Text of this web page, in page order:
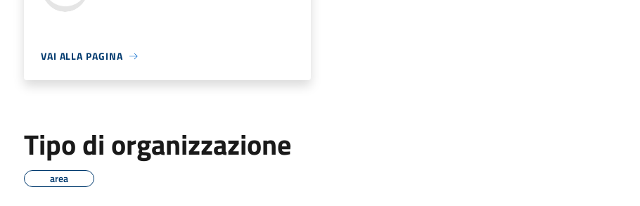
VAI ALLA PAGINA
Tipo di organizzazione
area